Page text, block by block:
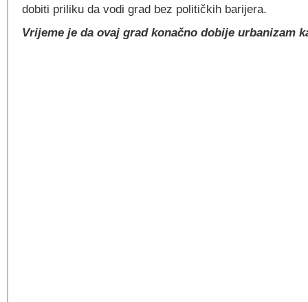
dobiti priliku da vodi grad bez političkih barijera.
Vrijeme je da ovaj grad konačno dobije urbanizam